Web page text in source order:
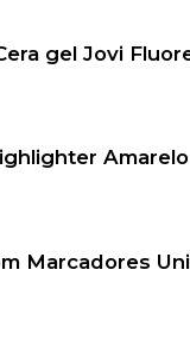
gel Jovi
Amarelo
Marcadores